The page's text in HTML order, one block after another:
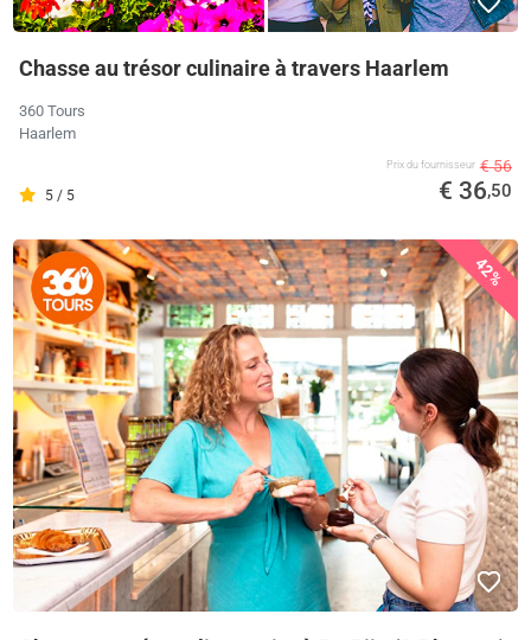
Chasse au trésor culinaire à travers Haarlem
360 Tours
Haarlem
5 / 5
Prix ​​du fournisseur € 56
€ 36,50
42%